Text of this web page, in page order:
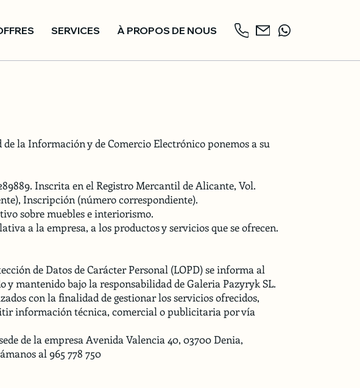
SERVICES À PROPOS DE NOUS
de la Información y de Comercio Electrónico ponemos a su
Inscrita en el Registro Mercantil de Alicante, Vol.
Inscripción (número correspondiente).
sobre muebles e interiorismo.
a la empresa, a los productos y servicios que se ofrecen.
de Datos de Carácter Personal (LOPD) se informa al
mantenido bajo la responsabilidad de Galeria Pazyryk SL.
con la finalidad de gestionar los servicios ofrecidos,
información técnica, comercial o publicitaria por vía
de la empresa Avenida Valencia 40, 03700 Denia,
al 965 778 750